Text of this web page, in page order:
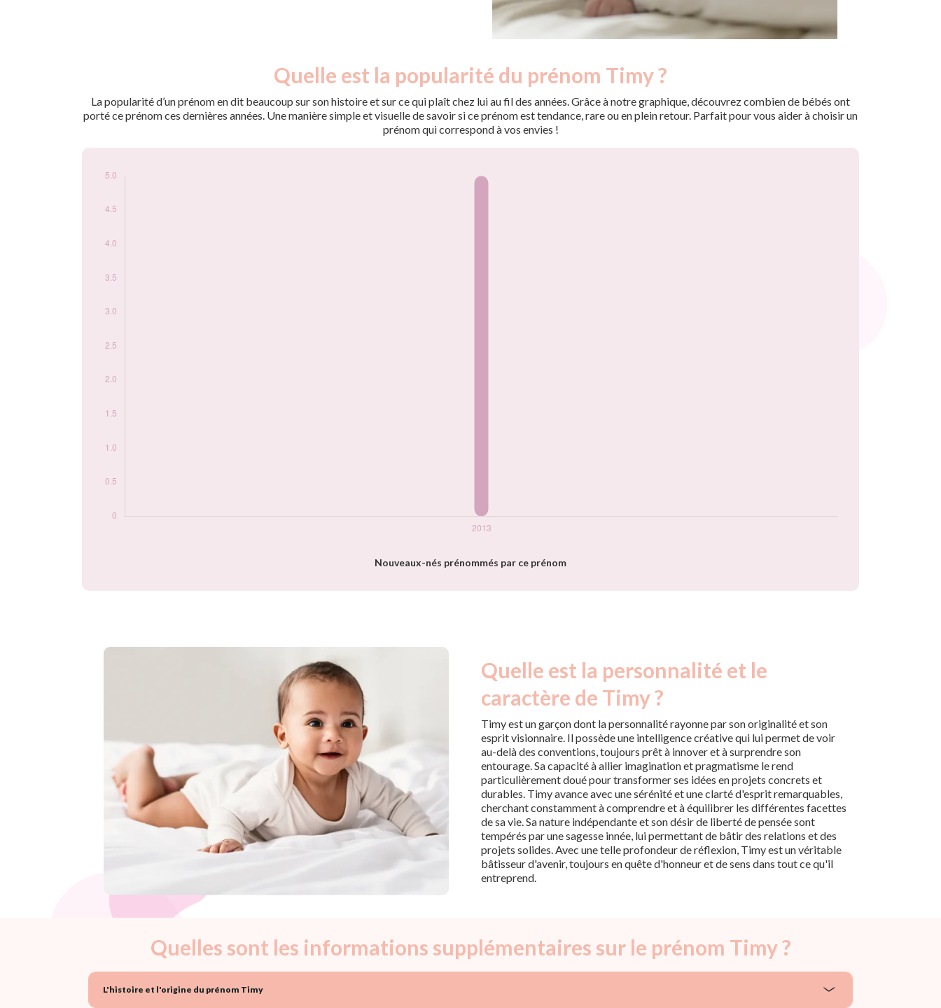
Quelle est la popularité du prénom Timy ?
La popularité d’un prénom en dit beaucoup sur son histoire et sur ce qui plaît chez lui au fil des années. Grâce à notre graphique, découvrez combien de bébés ont
porté ce prénom ces dernières années. Une manière simple et visuelle de savoir si ce prénom est tendance, rare ou en plein retour. Parfait pour vous aider à choisir un
prénom qui correspond à vos envies !
Nouveaux-nés prénommés par ce prénom
Popularité du
2013
5
Quelle est la personnalité et le
caractère de Timy ?
Timy est un garçon dont la personnalité rayonne par son originalité et son
esprit visionnaire. Il possède une intelligence créative qui lui permet de voir
au-delà des conventions, toujours prêt à innover et à surprendre son
entourage. Sa capacité à allier imagination et pragmatisme le rend
particulièrement doué pour transformer ses idées en projets concrets et
durables. Timy avance avec une sérénité et une clarté d'esprit remarquables,
cherchant constamment à comprendre et à équilibrer les différentes facettes
de sa vie. Sa nature indépendante et son désir de liberté de pensée sont
tempérés par une sagesse innée, lui permettant de bâtir des relations et des
projets solides. Avec une telle profondeur de réflexion, Timy est un véritable
bâtisseur d'avenir, toujours en quête d'honneur et de sens dans tout ce qu'il
entreprend.
Quelles sont les informations supplémentaires sur le prénom Timy ?
L'histoire et l'origine du prénom Timy